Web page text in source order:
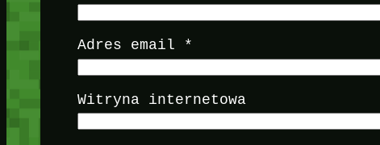
Adres email *
Witryna internetowa